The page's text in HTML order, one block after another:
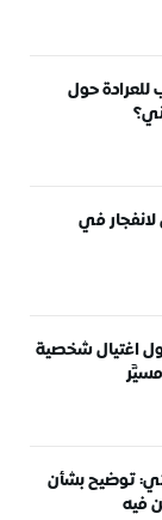
للعرادة حول
لانفجار في
اغتيال شخصية
توضيح بشأن
فيه